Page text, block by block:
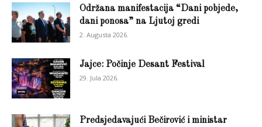
Održana manifestacija “Dani pobjede,
dani ponosa” na Ljutoj gredi
2. Augusta 2026.
Jajce: Počinje Desant Festival
29. Jula 2026.
Predsjedavajući Bečirović i ministar